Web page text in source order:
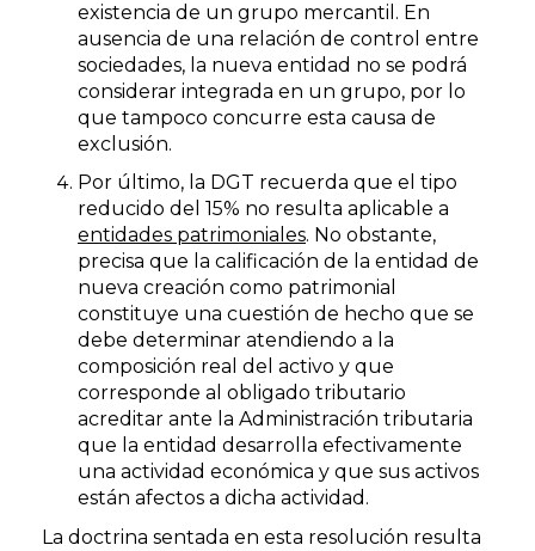
existencia de un grupo mercantil. En
ausencia de una relación de control entre
sociedades, la nueva entidad no se podrá
considerar integrada en un grupo, por lo
que tampoco concurre esta causa de
exclusión.
Por último, la DGT recuerda que el tipo
reducido del 15% no resulta aplicable a
entidades patrimoniales. No obstante,
precisa que la calificación de la entidad de
nueva creación como patrimonial
constituye una cuestión de hecho que se
debe determinar atendiendo a la
composición real del activo y que
corresponde al obligado tributario
acreditar ante la Administración tributaria
que la entidad desarrolla efectivamente
una actividad económica y que sus activos
están afectos a dicha actividad.
La doctrina sentada en esta resolución resulta